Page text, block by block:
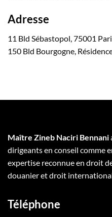
Adresse
11 Bld Sébastopol, 75001
150 Bld Bourgogne,
Maître Zineb Naciri Bennani
dirigeants en conseil comme
expertise reconnue en droit
douanier et droit
Téléphone